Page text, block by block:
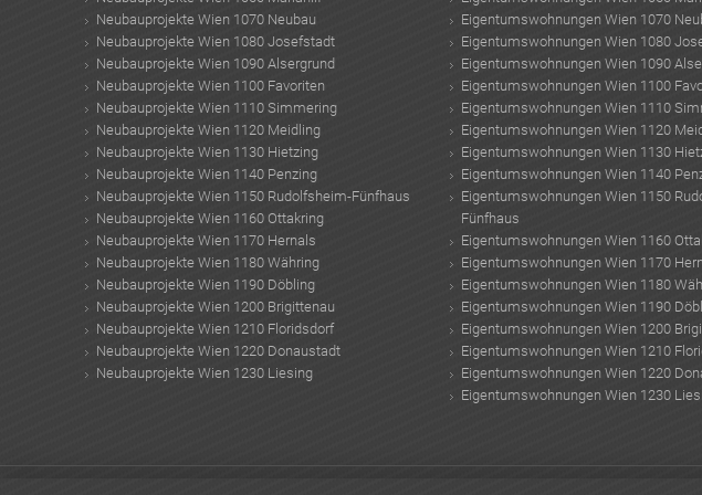
Neubauprojekte Wien 1070 Neubau
Neubauprojekte Wien 1080 Josefstadt
Neubauprojekte Wien 1090 Alsergrund
Neubauprojekte Wien 1100 Favoriten
Neubauprojekte Wien 1110 Simmering
Neubauprojekte Wien 1120 Meidling
Neubauprojekte Wien 1130 Hietzing
Neubauprojekte Wien 1140 Penzing
Neubauprojekte Wien 1150 Rudolfsheim-Fünfhaus
Neubauprojekte Wien 1160 Ottakring
Neubauprojekte Wien 1170 Hernals
Neubauprojekte Wien 1180 Währing
Neubauprojekte Wien 1190 Döbling
Neubauprojekte Wien 1200 Brigittenau
Neubauprojekte Wien 1210 Floridsdorf
Neubauprojekte Wien 1220 Donaustadt
Neubauprojekte Wien 1230 Liesing
Eigentumswohnungen Wien 1070
Eigentumswohnungen Wien 1080
Eigentumswohnungen Wien 1090
Eigentumswohnungen Wien 1100
Eigentumswohnungen Wien 1110
Eigentumswohnungen Wien 1120
Eigentumswohnungen Wien 1130
Eigentumswohnungen Wien 1140
Eigentumswohnungen Wien 1150
Fünfhaus
Eigentumswohnungen Wien 1160
Eigentumswohnungen Wien 1170
Eigentumswohnungen Wien 1180
Eigentumswohnungen Wien 1190
Eigentumswohnungen Wien 1200
Eigentumswohnungen Wien 1210
Eigentumswohnungen Wien 1220
Eigentumswohnungen Wien 1230